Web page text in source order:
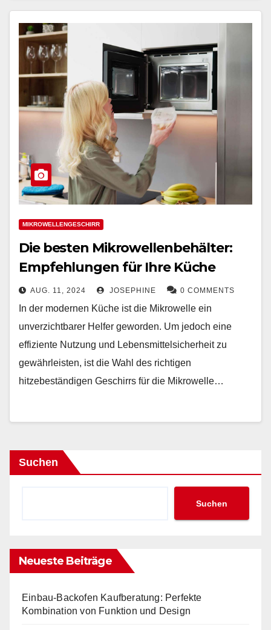
MIKROWELLENGESCHIRR
Die besten Mikrowellenbehälter:
Empfehlungen für Ihre Küche
AUG. 11, 2024 JOSEPHINE 0 COMMENTS
In der modernen Küche ist die Mikrowelle ein
unverzichtbarer Helfer geworden. Um jedoch eine
effiziente Nutzung und Lebensmittelsicherheit zu
gewährleisten, ist die Wahl des richtigen
hitzebeständigen Geschirrs für die Mikrowelle…
Suchen
Suchen
Neueste Beiträge
Einbau-Backofen Kaufberatung: Perfekte
Kombination von Funktion und Design